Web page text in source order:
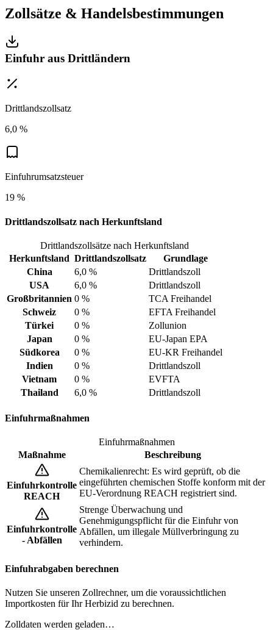
Zollsätze & Handelsbestimmungen
Einfuhr aus Drittländern
Drittlandszollsatz
6,0 %
Einfuhrumsatzsteuer
19 %
Drittlandszollsatz nach Herkunftsland
Drittlandszollsätze nach Herkunftsland
Herkunftsland Drittlandszollsatz
Grundlage
China
6,0 %
Drittlandszoll
USA
6,0 %
Drittlandszoll
Großbritannien 0 %
TCA Freihandel
Schweiz
0 %
EFTA Freihandel
Türkei
0 %
Zollunion
Japan
0 %
EU-Japan EPA
Südkorea
0 %
EU-KR Freihandel
Indien
0 %
Drittlandszoll
Vietnam
0 %
EVFTA
Thailand
6,0 % Drittlandszoll
Einfuhrmaßnahmen
Einfuhrmaßnahmen
Maßnahme
Beschreibung
Einfuhrkontrolle
REACH
Chemikalienrecht: Es wird geprüft, ob die
eingeführten chemischen Stoffe konform mit der
EU-Verordnung REACH registriert sind.
Einfuhrkontrolle
- Abfällen
Strenge Überwachung und
Genehmigungspflicht für die Einfuhr von
Abfällen, um illegale Müllverbringung zu
verhindern.
Einfuhrabgaben berechnen
Nutzen Sie unseren Zollrechner, um die voraussichtlichen
Importkosten für Ihr Herbizid zu berechnen.
Zolldaten werden geladen…